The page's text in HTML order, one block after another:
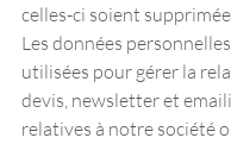
celles-ci soient
Les données
utilisées pour gérer la
devis, newsletter et
relatives à notre société